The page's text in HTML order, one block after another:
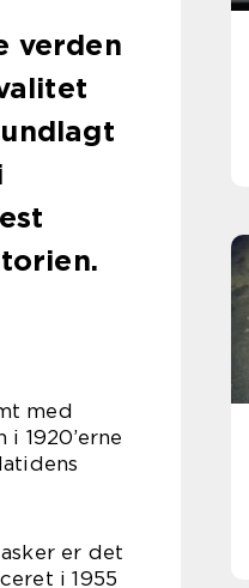
verden
med
1920’erne
er det
i 1955